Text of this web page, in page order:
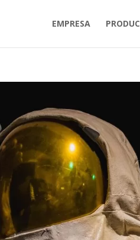
EMPRESA